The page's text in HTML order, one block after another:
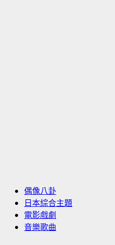
偶像八卦
日本綜合主題
電影戲劇
音樂歌曲